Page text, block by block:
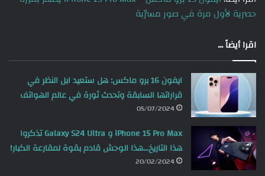
حصرية لأول مرة في صور مسرّبة
اقرا أيضاً ...
ايفون 16 برو ماكس: هل ستعيد ابل النظر في
قراراتها السابقة وتحدث ثورة في عالم الهواتف
05/07/2024
iPhone 15 Pro Max و Galaxy S24 Ultra تذكروا
هذا التاريخ…هذا الوحش قادم بقوة لمقارعة الكبار!
20/02/2024